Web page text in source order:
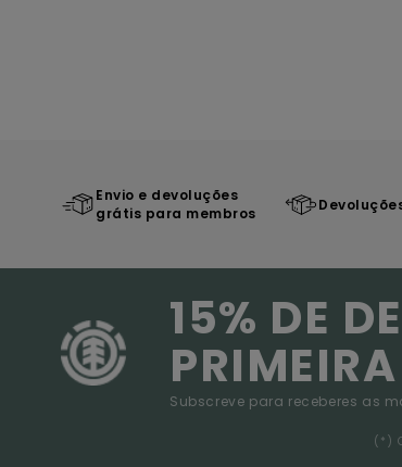
Envio e devoluções
grátis para membros
15% DE
Subscreve para receberes as
(*)